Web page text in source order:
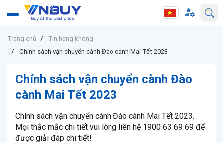
Trang chủ
Tin hàng không
Chính sách vận chuyển cành Đào cành Mai Tết 2023
Chính sách vận chuyển cành Đào
cành Mai Tết 2023
Chính sách vận chuyển cành Đào cành Mai Tết 2023.
Mọi thắc mắc chi tiết vui lòng liên hệ 1900 63 69 69 để
được giải đáp chi tiết!